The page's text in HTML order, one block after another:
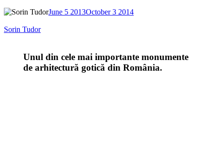
June 5 2013October 3 2014
Sorin Tudor
Unul din cele mai importante monumente
de arhitectură gotică din România.